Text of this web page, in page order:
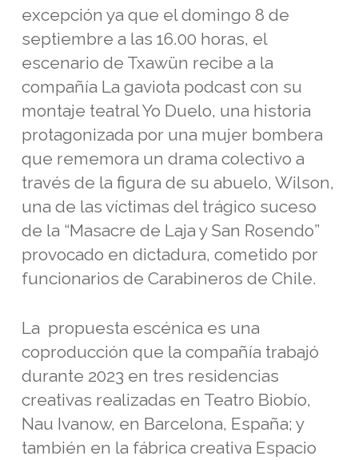
excepción ya que el domingo 8 de
septiembre a las 16.00 horas, el
escenario de Txawün recibe a la
compañía La gaviota podcast con su
montaje teatral Yo Duelo, una historia
protagonizada por una mujer bombera
que rememora un drama colectivo a
través de la figura de su abuelo, Wilson,
una de las víctimas del trágico suceso
de la “Masacre de Laja y San Rosendo”
provocado en dictadura, cometido por
funcionarios de Carabineros de Chile.
La propuesta escénica es una
coproducción que la compañía trabajó
durante 2023 en tres residencias
creativas realizadas en Teatro Biobío,
Nau Ivanow, en Barcelona, España; y
también en la fábrica creativa Espacio